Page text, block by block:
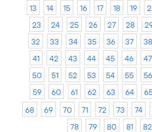
13
14 15 16 17 18 19
23
24 25 26 27 28
32
33 34 35 36 37 38
41
42 43 44 45 46 47
50
51 52 53 54 55 56
59
60 61 62 63 64
68
69 70 71 72 73 74
78
79 80 81 82